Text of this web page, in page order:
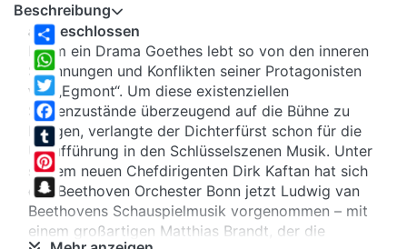
Share
WhatsApp
Twitter
Facebook
Tumblr
Pinterest
Snapchat
Beschreibung
aufgeschlossen
Kaum ein Drama Goethes lebt so von den inneren
Spannungen und Konflikten seiner Protagonisten
wie „Egmont“. Um diese existenziellen
Seelenzustände überzeugend auf die Bühne zu
bringen, verlangte der Dichterfürst schon für die
Uraufführung in den Schlüsselszenen Musik. Unter
seinem neuen Chefdirigenten Dirk Kaftan hat sich
das Beethoven Orchester Bonn jetzt Ludwig van
Beethovens Schauspielmusik vorgenommen – mit
einem großartigen Matthias Brandt, der die